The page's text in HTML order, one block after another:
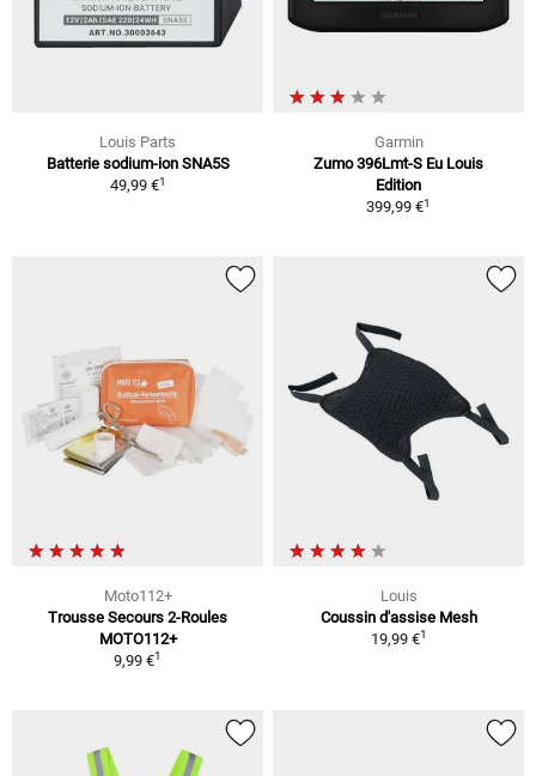
Louis Parts
Batterie sodium-ion SNA5S
49,99 €1
Garmin
Zumo 396Lmt-S Eu Louis
Edition
399,99 €1
Moto112+
Trousse Secours 2-Roules
MOTO112+
9,99 €1
Louis
Coussin d'assise Mesh
19,99 €1